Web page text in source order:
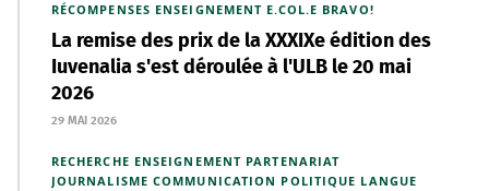
RÉCOMPENSES ENSEIGNEMENT E.COL.E BRAVO!
La remise des prix de la XXXIXe édition des
Iuvenalia s'est déroulée à l'ULB le 20 mai
2026
29 MAI 2026
RECHERCHE ENSEIGNEMENT PARTENARIAT
JOURNALISME COMMUNICATION POLITIQUE LANGUE